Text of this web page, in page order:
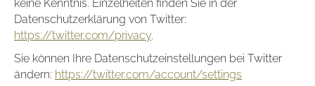
keine Kenntnis. Einzelheiten finden Sie in der
Datenschutzerklärung von Twitter:
https://twitter.com/privacy.
Sie können Ihre Datenschutzeinstellungen bei Twitter
ändern: https://twitter.com/account/settings